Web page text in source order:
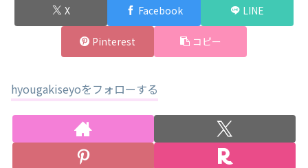
X Facebook LINE
Pinterest コピー
hyougakiseyoをフォローする